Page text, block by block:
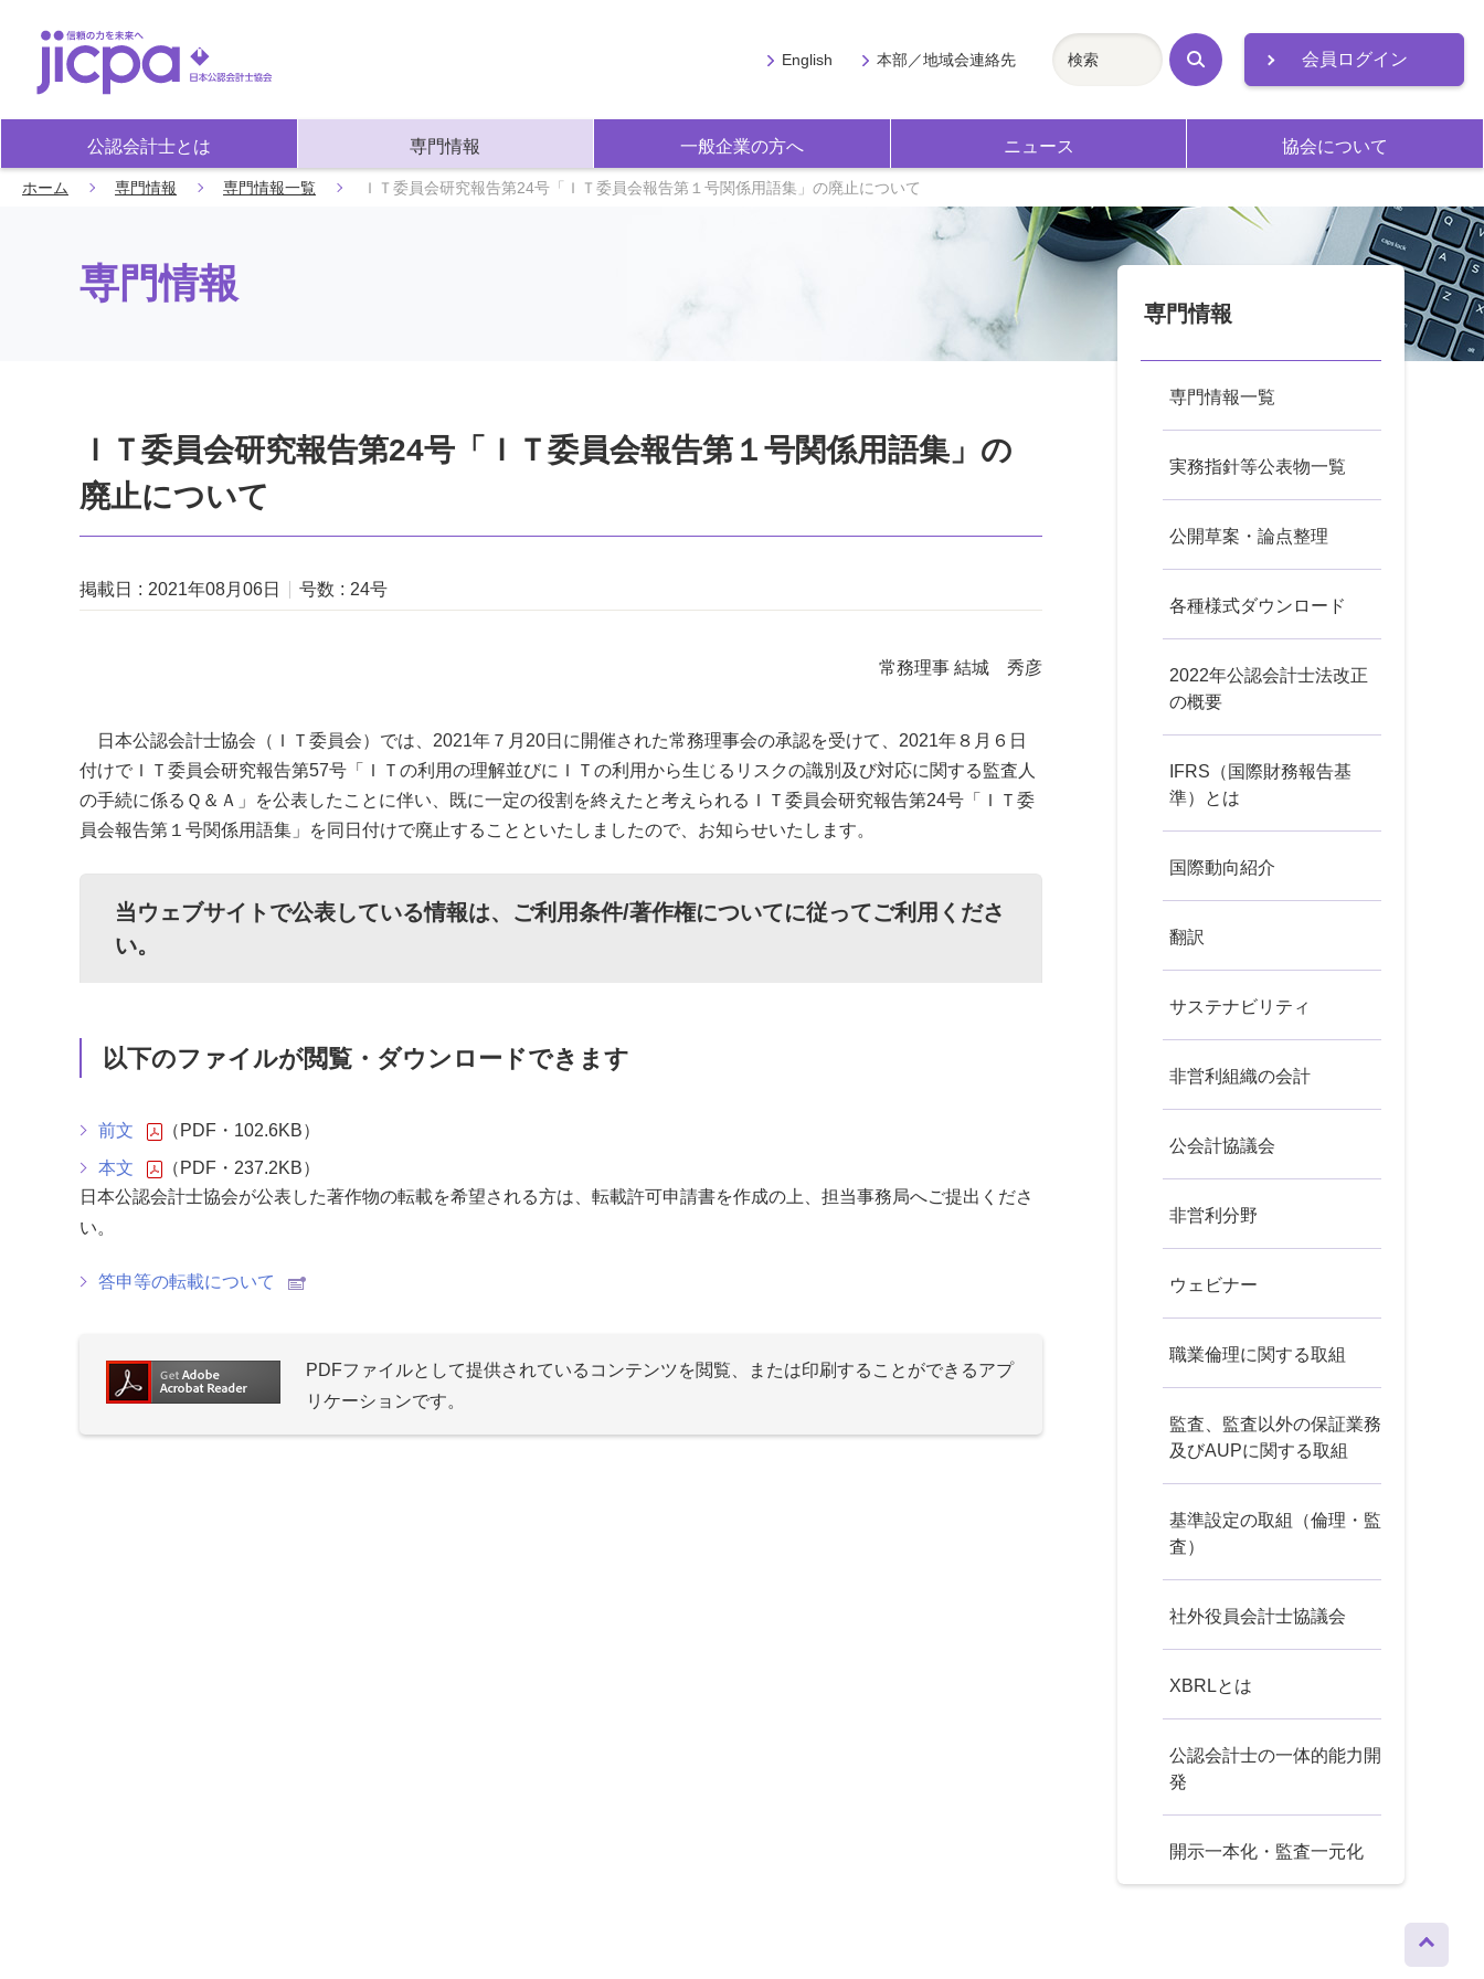
会員ログイン
公認会計士とは 専門情報 一般企業の方へ ニュース 協会について
English 本部／地域会連絡先
検
索
ホーム 専門情報 専門情報一覧 ＩＴ委員会研究報告第24号「ＩＴ委員会報告第１号関係用語集」の廃止について
専門情報
ＩＴ委員会研究報告第24号「ＩＴ委員会報告第１号関係用語集」の
廃止について
掲載日 2021年08月06日 号数 24号
常務理事 結城 秀彦
日本公認会計士協会（ＩＴ委員会）では、2021年７月20日に開催された常務理事会の承認を受けて、2021年８月６日
付けでＩＴ委員会研究報告第57号「ＩＴの利用の理解並びにＩＴの利用から生じるリスクの識別及び対応に関する監査人
の手続に係るＱ＆Ａ」を公表したことに伴い、既に一定の役割を終えたと考えられるＩＴ委員会研究報告第24号「ＩＴ委
員会報告第１号関係用語集」を同日付けで廃止することといたしましたので、お知らせいたします。
当ウェブサイトで公表している情報は、 ご利用条件/著作権についてに従ってご利用くださ
い。
以下のファイルが閲覧・ダウンロードできます
前文
（PDF・102.6KB）
本文
（PDF・237.2KB）
日本公認会計士協会が公表した著作物の転載を希望される方は、転載許可申請書を作成の上、担当事務局へご提出くださ
い。
答申等の転載について
PDFファイルとして提供されているコンテンツを閲覧、または印刷することができるアプ
リケーションです。
専門情報
専門情報一覧
実務指針等公表物一覧
公開草案・論点整理
各種様式ダウンロード
2022年公認会計士法改正
の概要
IFRS（国際財務報告基
準）とは
国際動向紹介
翻訳
サステナビリティ
非営利組織の会計
公会計協議会
非営利分野
ウェビナー
職業倫理に関する取組
監査、監査以外の保証業務
及びAUPに関する取組
基準設定の取組（倫理・監
査）
社外役員会計士協議会
XBRLとは
公認会計士の一体的能力開
発
開示一本化・監査一元化
ップへ